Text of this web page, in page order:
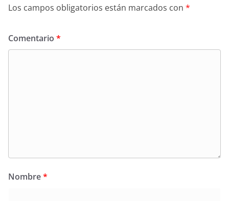
Los campos obligatorios están marcados con *
Comentario *
Nombre*